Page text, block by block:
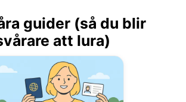
guider (så du blir
att lura)